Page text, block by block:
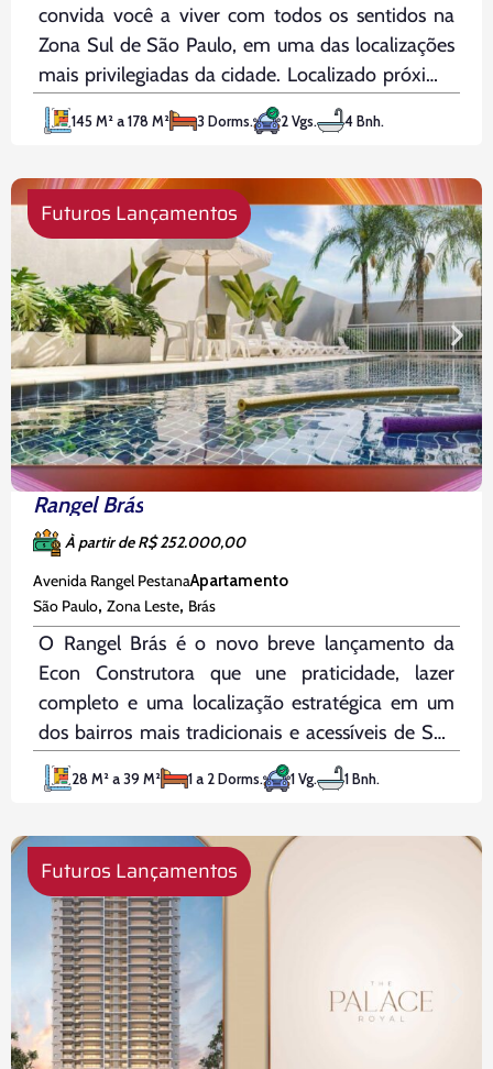
convida você a viver com todos os sentidos na
Zona Sul de São Paulo, em uma das localizações
mais privilegiadas da cidade. Localizado próximo
à Avenida Berrini, com fácil acesso à Avenida
Santo Amaro e a diversas outras comodidades da
145 M² a 178 M² 3 Dorms. 2 Vgs. 4 Bnh.
Rangel Brás
À partir de R$ 252.000,00
Avenida Rangel PestanaApartamento
São Paulo, Zona Leste, Brás
O Rangel Brás é o novo breve lançamento da
Econ Construtora que une praticidade, lazer
completo e uma localização estratégica em um
dos bairros mais tradicionais e acessíveis de São
Paulo. Localizado no Brás, você estará a apenas 3
minutos da Estação Brás e da Radial Leste, 4
Futuros Lançamentos
28 M² a 39 M² 1 a 2 Dorms. 1 Vg. 1 Bnh.
Futuros Lançamentos